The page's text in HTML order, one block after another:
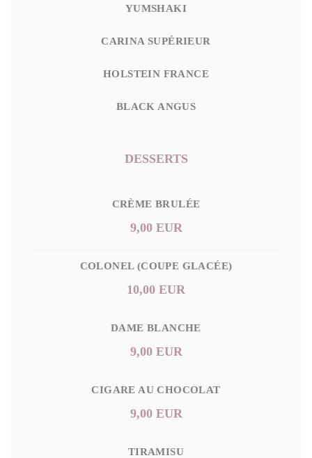
YUMSHAKI
CARINA SUPÉRIEUR
HOLSTEIN FRANCE
BLACK ANGUS
DESSERTS
CRÈME BRULÉE
9,00 EUR
COLONEL (COUPE GLACÉE)
10,00 EUR
DAME BLANCHE
9,00 EUR
CIGARE AU CHOCOLAT
9,00 EUR
TIRAMISU